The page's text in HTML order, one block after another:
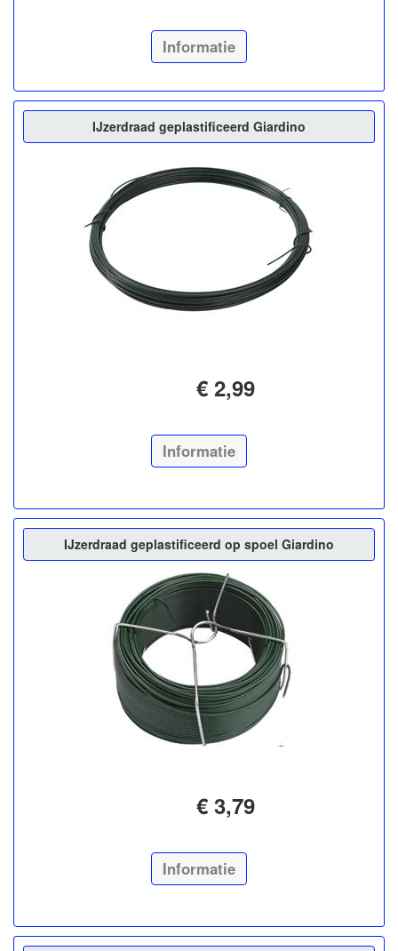
Informatie
IJzerdraad geplastificeerd Giardino
€ 2,99
Informatie
IJzerdraad geplastificeerd op spoel Giardino
€ 3,79
Informatie